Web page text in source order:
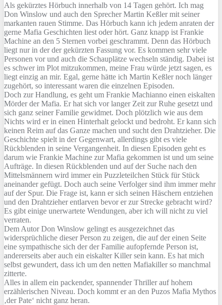
Als gekürztes Hörbuch innerhalb von 14 Tagen gehört. Ich mag
Don Winslow und auch den Sprecher Martin Keßler mit seiner
markanten rauen Stimme. Das Hörbuch kann ich jedem anraten der
gerne Mafia Geschichten liest oder hört. Ganz knapp ist Frankie
Machine an den 5 Sternen vorbei geschrammt. Denn das Hörbuch
liegt nur in der der gekürzten Fassung vor. Es kommen sehr viele
Personen vor und auch die Schauplätze wechseln ständig. Dabei ist
es schwer im Plot mitzukommen, meine Frau würde jetzt sagen, es
liegt einzig an mir. Egal, gerne hätte ich Martin Keßler noch länger
zugehört, so interessant waren die einzelnen Episoden.
Doch zur Handlung, es geht um Frankie Machianno einen eiskalten
Mörder der Mafia. Er hat sich vor langer Zeit zur Ruhe gesetzt und
sich ganz seiner Familie gewidmet. Doch plötzlich wie aus dem
Nichts wird er in einen Hinterhalt gelockt und bedroht. Er kann sich
keinen Reim auf das Ganze machen und sucht den Drahtzieher. Die
Geschichte spielt in der Gegenwart, allerdings gibt es viele
Rückblenden in seine Vergangenheit. In diesen Episoden geht es
darum wie Frankie Machine zur Mafia gekommen ist und um seine
Aufträge. In diesen Rückblenden und auf der Suche nach den
Mittelsmännern wird immer ein Puzzleteilchen Stück für Stück
aneinander gefügt. Doch auch seine Verfolger sind ihm immer mehr
auf der Spur. Die Frage ist, kann er sich seinen Häschern entziehen
und den Drahtzieher entlarven bevor er zur Strecke gebracht wird?
Es gibt einige unerwartete Wendungen, aber ich will nicht zu viel
verraten.
Dem Autor Don Winslow gelingt es ausgezeichnet das
widersprüchliche dieser Person zu zeigen, die auf der einen Seite
eine sympathische sich der der Familie aufopfernde Person ist,
andererseits aber auch ein eiskalter Killer sein kann. Es hat mich
selbst gewundert, dass ich um den netten Mafiakiller so manchmal
zitterte.
Alles in allem ein packender, spannender Thriller auf hohem
erzählerischen Niveau. Doch kommt er an den Puzos Mafia Mythos
‚der Pate‘ nicht ganz heran.